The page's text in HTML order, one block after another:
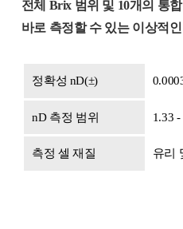
전체 Brix 범위 및 10개의 통
바로 측정할 수 있는 이상적
정확성 nD(±)
nD 측정 범위 1.33 -
측정 셀 재질 유리